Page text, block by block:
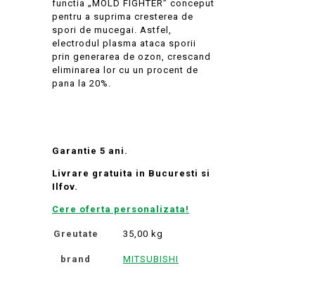
functia „MOLD FIGHTER” conceput
pentru a suprima cresterea de
spori de mucegai. Astfel,
electrodul plasma ataca sporii
prin generarea de ozon, crescand
eliminarea lor cu un procent de
pana la 20%.
Garantie 5 ani.
Livrare gratuita in Bucuresti si
Ilfov.
Cere oferta personalizata!
Greutate 35,00 kg
brand MITSUBISHI